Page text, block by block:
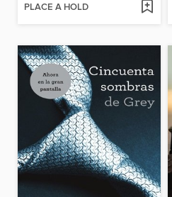
PLACE A HOLD